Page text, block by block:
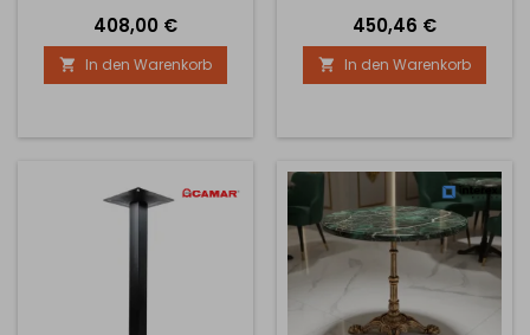
spiralförmige Konstruktion
aus verflochtenen
Stahlstäben erzeugt einen
einzigartigen 3D-Effekt, der
Interieur Aufmerksamkeit
nicht nur optisch, sondern
Preis
408,00 €
 In den Warenkorb
Durchmesser Empfohlenes
Höchstmaß der Tischplatte:
1200 mm Durchmesser Das
Gewicht der Tischstruktur
Preis
450,46 €
 In den Warenkorb